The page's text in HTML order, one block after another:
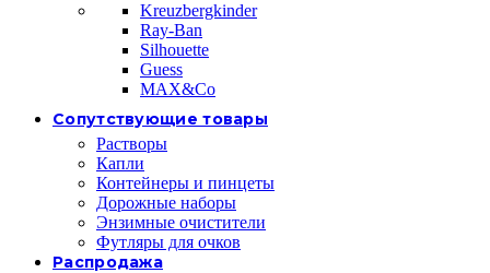
Kreuzbergkinder
Ray-Ban
Silhouette
Guess
MAX&Co
Сопутствующие товары
Растворы
Капли
Контейнеры и пинцеты
Дорожные наборы
Энзимные очистители
Футляры для очков
Распродажа